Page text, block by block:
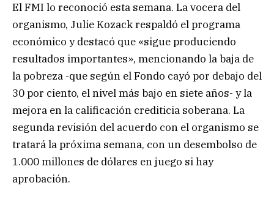
El FMI lo reconoció esta semana. La vocera del
organismo, Julie Kozack respaldó el programa
económico y destacó que «sigue produciendo
resultados importantes», mencionando la baja de
la pobreza -que según el Fondo cayó por debajo del
30 por ciento, el nivel más bajo en siete años- y la
mejora en la calificación crediticia soberana. La
segunda revisión del acuerdo con el organismo se
tratará la próxima semana, con un desembolso de
1.000 millones de dólares en juego si hay
aprobación.